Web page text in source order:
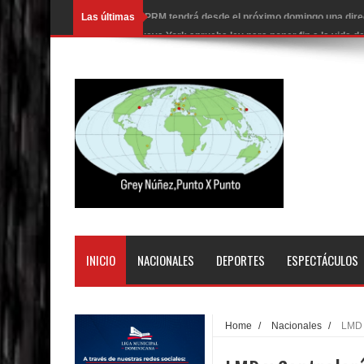
Las últimasNueva York aprueba ley para poner fin a la vida
Juan Luis Guerra cerrará los Juegos
En Santiago precio del botellón de agua sube a 90
Entre 20 y 40 inmigrantes al día son detenidos
Belkis Concepción será intervenida por un
Abel Martínez llama a los dominicanos a unirse
PRM votará “por aclamación” a sus nuevas
El expresidente peruano Ollanta Humala queda
DIGEIG y Liga Municipal Dominicana impulsan
La Fiscalía de Bolivia ordena la detención del
INICIO NACIONALES DEPORTES ESPECTÁCULOS
Home / Nacionales /